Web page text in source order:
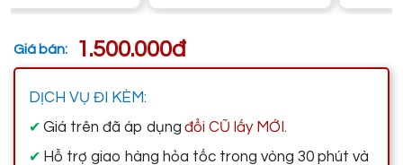
Giá bán: 1.500.000đ
DỊCH VỤ ĐI KÈM:
✔ Giá trên đã áp dụng đổi CŨ lấy MỚI.
✔ Hỗ trợ giao hàng hỏa tốc trong vòng 30 phút và